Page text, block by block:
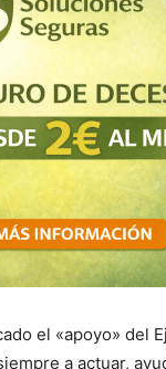
el «apoyo» del
a actuar,